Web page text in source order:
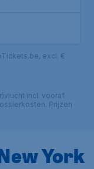
excl. €
incl. vooraf
Prijzen
York